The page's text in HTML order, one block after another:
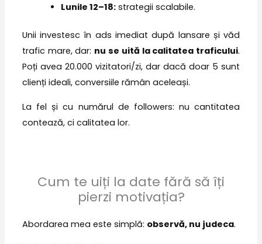
Lunile 12–18:strategii scalabile.
Unii investesc în ads imediat după lansare și văd
trafic mare, dar: nu se uită la calitatea traficului.
Poți avea 20.000 vizitatori/zi, dar dacă doar 5 sunt
clienți ideali, conversiile rămân aceleași.
La fel și cu numărul de followers: nu cantitatea
contează, ci calitatea lor.
Cum te uiți la date fără să îți
pierzi motivația?
Abordarea mea este simplă: observă, nu judeca.